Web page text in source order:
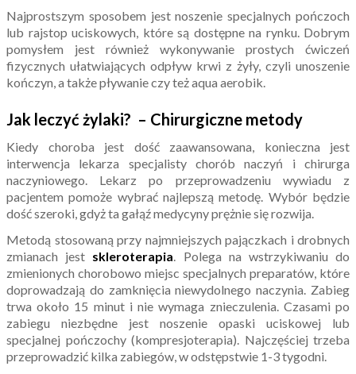
Najprostszym sposobem jest noszenie specjalnych pończoch
lub rajstop uciskowych, które są dostępne na rynku. Dobrym
pomysłem jest również wykonywanie prostych ćwiczeń
fizycznych ułatwiających odpływ krwi z żyły, czyli unoszenie
kończyn, a także pływanie czy też aqua aerobik.
Jak leczyć żylaki? – Chirurgiczne metody
Kiedy choroba jest dość zaawansowana, konieczna jest
interwencja lekarza specjalisty chorób naczyń i chirurga
naczyniowego. Lekarz po przeprowadzeniu wywiadu z
pacjentem pomoże wybrać najlepszą metodę. Wybór będzie
dość szeroki, gdyż ta gałąź medycyny prężnie się rozwija.
Metodą stosowaną przy najmniejszych pajączkach i drobnych
zmianach jest skleroterapia. Polega na wstrzykiwaniu do
zmienionych chorobowo miejsc specjalnych preparatów, które
doprowadzają do zamknięcia niewydolnego naczynia. Zabieg
trwa około 15 minut i nie wymaga znieczulenia. Czasami po
zabiegu niezbędne jest noszenie opaski uciskowej lub
specjalnej pończochy (kompresjoterapia). Najczęściej trzeba
przeprowadzić kilka zabiegów, w odstępstwie 1-3 tygodni.